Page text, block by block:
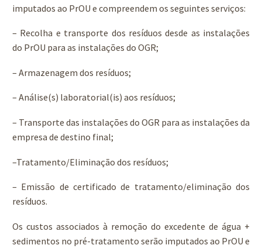
imputados ao PrOU e compreendem os seguintes serviços:
– Recolha e transporte dos resíduos desde as instalações
do PrOU para as instalações do OGR;
– Armazenagem dos resíduos;
– Análise(s) laboratorial(is) aos resíduos;
– Transporte das instalações do OGR para as instalações da
empresa de destino final;
–Tratamento/Eliminação dos resíduos;
– Emissão de certificado de tratamento/eliminação dos
resíduos.
Os custos associados à remoção do excedente de água +
sedimentos no pré-tratamento serão imputados ao PrOU e